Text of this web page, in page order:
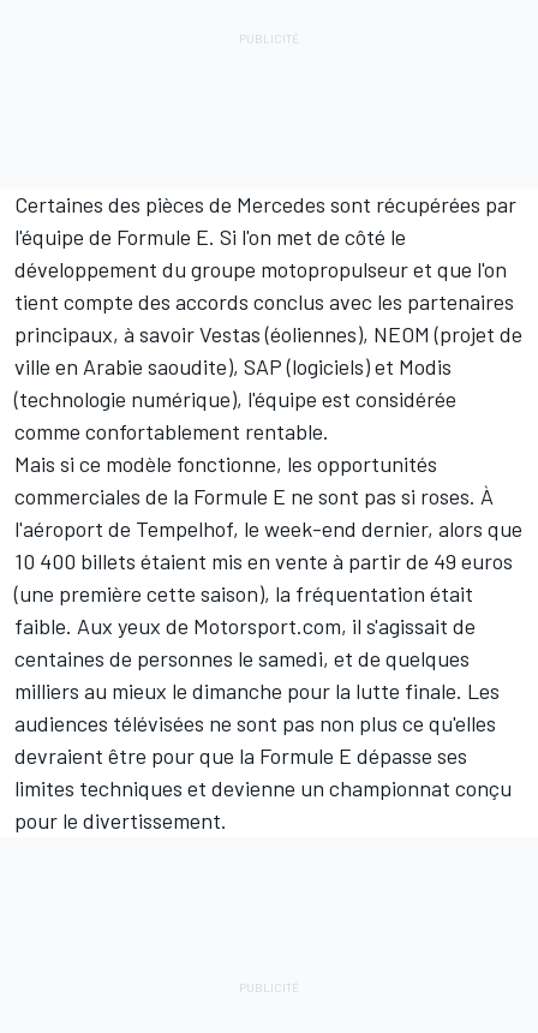
Certaines des pièces de Mercedes sont récupérées par
l'équipe de Formule E. Si l'on met de côté le
développement du groupe motopropulseur et que l'on
tient compte des accords conclus avec les partenaires
principaux, à savoir Vestas (éoliennes), NEOM (projet de
ville en Arabie saoudite), SAP (logiciels) et Modis
(technologie numérique), l'équipe est considérée
comme confortablement rentable.
Mais si ce modèle fonctionne, les opportunités
commerciales de la Formule E ne sont pas si roses. À
l'aéroport de Tempelhof, le week-end dernier, alors que
10 400 billets étaient mis en vente à partir de 49 euros
(une première cette saison), la fréquentation était
faible. Aux yeux de Motorsport.com, il s'agissait de
centaines de personnes le samedi, et de quelques
milliers au mieux le dimanche pour la lutte finale. Les
audiences télévisées ne sont pas non plus ce qu'elles
devraient être pour que la Formule E dépasse ses
limites techniques et devienne un championnat conçu
pour le divertissement.